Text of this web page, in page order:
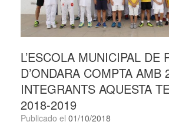
L’ESCOLA MUNICIPAL DE
D’ONDARA COMPTA AMB
INTEGRANTS AQUESTA
2018-2019
Publicado el 01/10/2018